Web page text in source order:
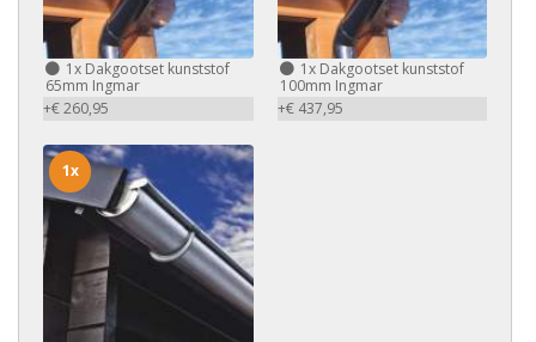
1x Dakgootset kunststof
65mm Ingmar
+€ 260,95
1xDakgootset kunststof
100mm Ingmar
+€ 437,95
1x